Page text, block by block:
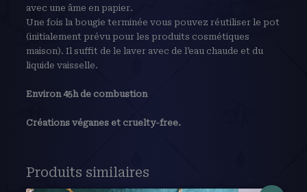
avec une âme en papier.
Une fois la bougie terminée vous pouvez réutiliser le pot
(initialement prévu pour les produits cosmétiques
maison). Il suffit de le laver avec de l’eau chaude et du
liquide vaisselle.
Environ 45h de combustion
Créations véganes et cruelty-free.
Produits similaires